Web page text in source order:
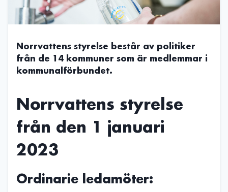
Norrvattens styrelse består av politiker
från de 14 kommuner som är medlemmar i
kommunalförbundet.
Norrvattens styrelse
från den 1 januari
2023
Ordinarie ledamöter: